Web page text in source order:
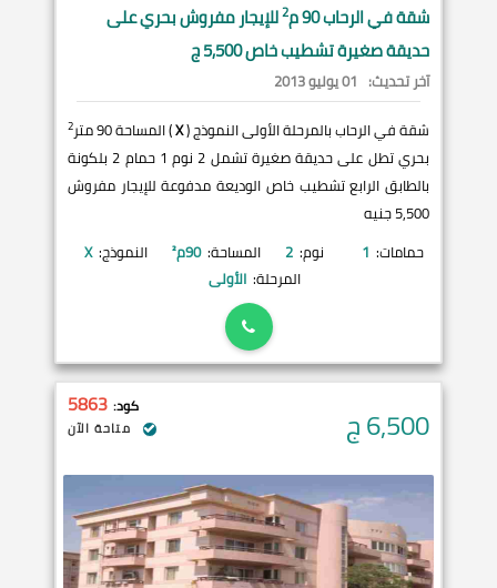
شقة فيالرحاب90 م 2للإيجار مفروش بحري على
حديقة صغيرة تشطيب خاص 5,500 ج
آخر تحديث: 01 يوليو 2013
شقة في الرحاب بالمرحلة الأولى النموذج (X) المساحة 90 متر 2
بحري تطل على حديقة صغيرة تشمل 2 نوم 1 حمام 2 بلكونة
بالطابق الرابع تشطيب خاص الوديعة مدفوعة للإيجار مفروش
5,500 جنيه
حمامات: 1 نوم: 2 المساحة: 90م² النموذج: X
المرحلة: الأولى
6,500ج كود: 5863
متاحة الآن